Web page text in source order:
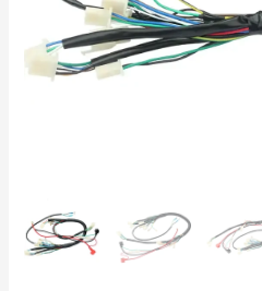
Lichtmaschine,
Zündschloss
&